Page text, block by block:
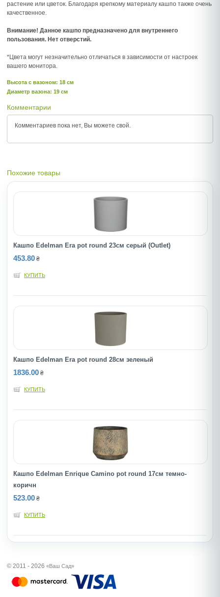
растение или цветок. Благодаря крепкому материалу кашпо также очень
качественное.
Внимание! Данное кашпо предназначено для внутреннего
пользования. Нет отверстий.
*Цвета могут незначительно отличаться в зависимости от настроек
вашего монитора.
Высота c вазоном: 18 см
Диаметр вазона: 19 см
Комментарии
Комментариев пока нет, Вы можете свой.
Похожие товары
Кашпо Edelman Era pot round 23cм серый (Outlet)
453.80 ₴
КУПИТЬ
Кашпо Edelman Era pot round 28cм зеленый
1836.00 ₴
КУПИТЬ
Кашпо Edelman Enrique Camino pot round 17см темно-
коричн
523.00 ₴
КУПИТЬ
© 2011 - 2026 «Ваш Сад»